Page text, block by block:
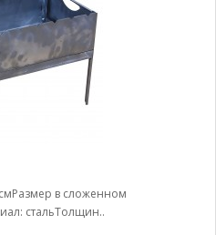
в сложенном
стальТолщин..